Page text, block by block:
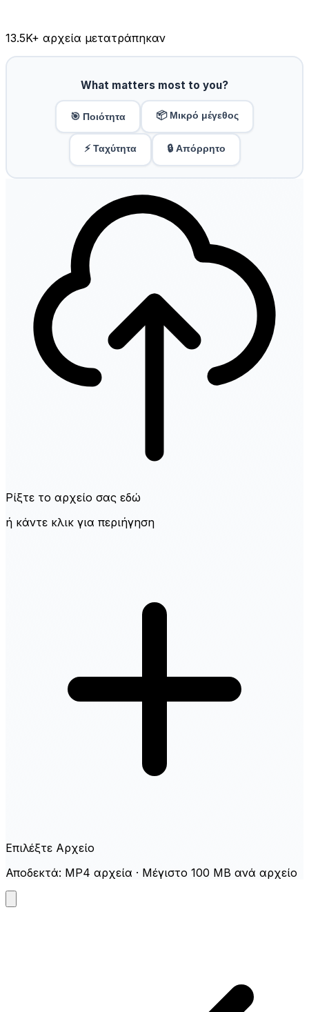
13.5K+ αρχεία μετατράπηκαν
What matters most to you?
🎯 Ποιότητα 📦 Μικρό μέγεθος
⚡ Ταχύτητα 🔒 Απόρρητο
Ρίξτε το αρχείο σας εδώ
ή κάντε κλικ για περιήγηση
Επιλέξτε Αρχείο
Αποδεκτά: MP4 αρχεία · Μέγιστο 100 MB ανά αρχείο